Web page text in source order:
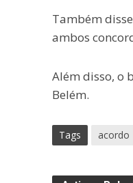
Também
ambos
Além disso, o
Belém.
Tags acordo